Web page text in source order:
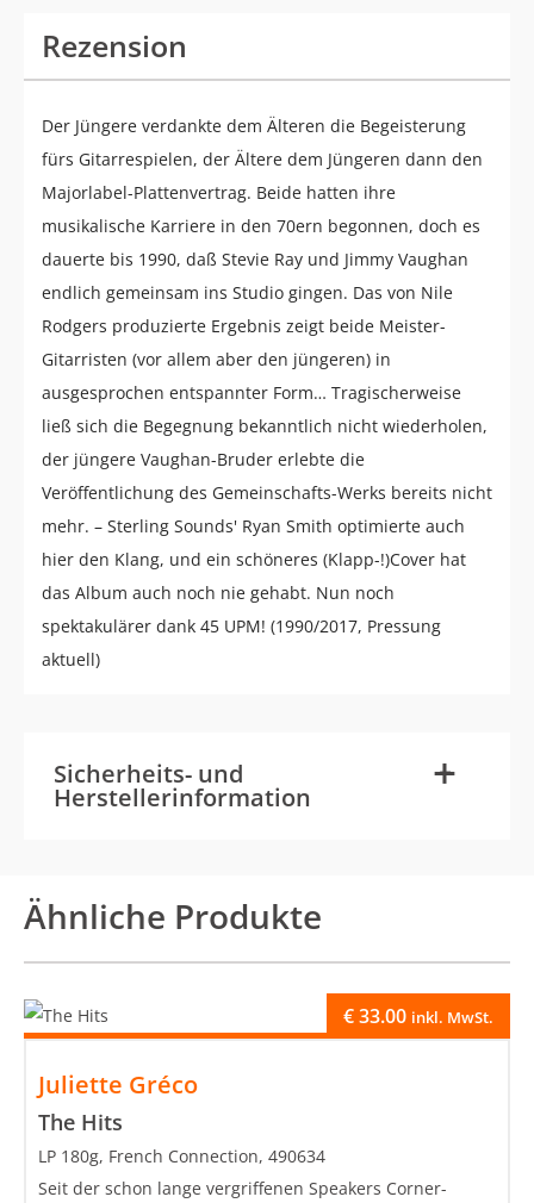
Rezension
Der Jüngere verdankte dem Älteren die Begeisterung
fürs Gitarrespielen, der Ältere dem Jüngeren dann den
Majorlabel-Plattenvertrag. Beide hatten ihre
musikalische Karriere in den 70ern begonnen, doch es
dauerte bis 1990, daß Stevie Ray und Jimmy Vaughan
endlich gemeinsam ins Studio gingen. Das von Nile
Rodgers produzierte Ergebnis zeigt beide Meister-
Gitarristen (vor allem aber den jüngeren) in
ausgesprochen entspannter Form… Tragischerweise
ließ sich die Begegnung bekanntlich nicht wiederholen,
der jüngere Vaughan-Bruder erlebte die
Veröffentlichung des Gemeinschafts-Werks bereits nicht
mehr. – Sterling Sounds' Ryan Smith optimierte auch
hier den Klang, und ein schöneres (Klapp-!)Cover hat
das Album auch noch nie gehabt. Nun noch
spektakulärer dank 45 UPM! (1990/2017, Pressung
aktuell)
Sicherheits- und
Herstellerinformation +
-
Ähnliche Produkte
Juliette Gréco
The Hits
€33.00 inkl. MwSt.
LP 180g, French Connection, 490634
Seit der schon lange vergriffenen Speakers Corner-